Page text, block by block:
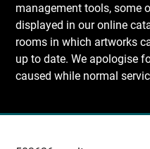
management tools, some
displayed in our online
rooms in which artworks
up to date. We apologise
caused while normal
Recherche